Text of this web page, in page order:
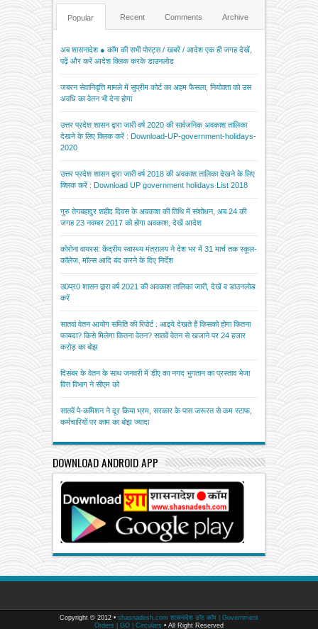
Popular Recent Comments Archive
अब शासनादेश ● कॉम की सभी पोस्ट्स / खबरें / आदेश एक ही जगह देखें,
पढ़ें और करें आदेश क्लिक करके डाउनलोड
जबरन सेवानिवृत्ति मामले में सुप्रीम कोर्ट का अहम फैसला, नियोक्ता को उस
अवधि का वेतन भी देना होगा
उत्तर प्रदेश शासन द्वारा जारी वर्ष 2020 की सार्वजनिक अवकाश तालिका
देखने के लिए क्लिक करें : Download-UP-government-holidays-
2020
उत्तर प्रदेश शासन द्वारा जारी वर्ष 2018 की अवकाश तालिका देखने के लिए
क्लिक करें : Download UP government holidays List 2018
गुरु तेगबहादुर शहीद दिवस के अवकाश की तिथि में संशोधन, अब 24 की
जगह 23 नवम्बर 2017 को होगा अवकाश, देखें आदेश
कोरोना वायरस: केंद्रीय स्वास्थ्य मंत्रालय ने देश भर में 31 मार्च तक स्कूल-
कॉलेज, मॉल्स आदि बंद करने के दिए निर्देश
उ0प्र0 शासन द्वारा वर्ष 2021 की अवकाश तालिका जारी, देखें व डाउनलोड
करें
सातवां वेतन आयोग समिति की रिपोर्ट : आइये देखते हैं किसको होगा कितना
फायदा? किसे मिलेगा कितना वेतन? सातवें वेतन से खजाने पर 24 हजार
करोड़ का बोझ
दिसंबर के वेतन के साथ जनवरी में डीए का नगद भुगतान का प्रस्ताव भेजा
वित्त विभाग ने सीएम को
सातवें पे-कमिशन ने दूर किया भ्रम, सरकार के पास जरूरत से कम स्टाफ,
कर्मचारियों पर काम का बोझ ज्यादा
DOWNLOAD ANDROID APP
Copyright © 2012 • shasnadesh.com शासनादेश डॉट कॉम | Government
Orders | GO | Circulars • All Right Reserved